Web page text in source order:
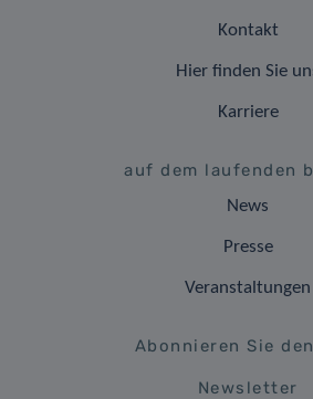
Kontakt
Hier finden Sie
Karriere
auf dem laufenden
News
Presse
Veranstaltungen
Abonnieren Sie
Newsletter